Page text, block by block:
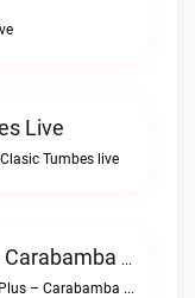
Live
Tumbes live
Radio Mega Plus – Carabamba Live
INSUPERABLE!Radio Mega Plus – Carabamba live